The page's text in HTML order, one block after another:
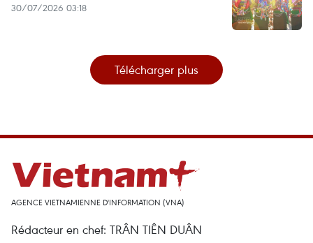
30/07/2026 03:18
Télécharger plus
AGENCE VIETNAMIENNE D'INFORMATION (VNA)
Rédacteur en chef: TRÂN TIÊN DUÂN